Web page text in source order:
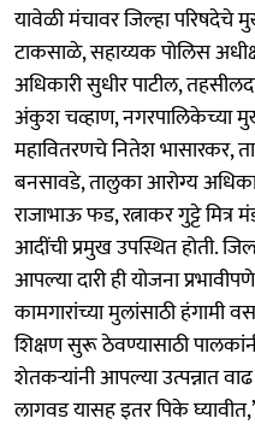
यावेळी मंचावर जिल्हा परिषदेचे
टाकसाळे, सहाय्यक पोलिस
अधिकारी सुधीर पाटील,
अंकुश चव्हाण, नगरपालिकेच्या
महावितरणचे नितेश भासारकर,
बनसावडे, तालुका आरोग्य
राजाभाऊ फड, रत्नाकर गुट्टे मित्र
आदींची प्रमुख उपस्थित होती.
आपल्या दारी ही योजना
कामगारांच्या मुलांसाठी हंगामी
शिक्षण सुरू ठेवण्यासाठी
शेतकऱ्यांनी आपल्या उत्पन्नात
लागवड यासह इतर पिके